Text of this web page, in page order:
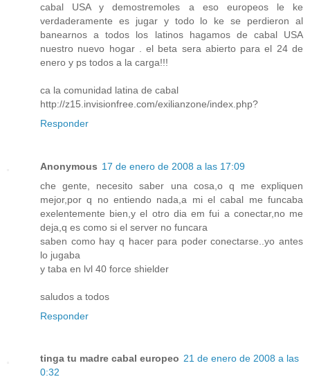
cabal USA y demostremoles a eso europeos le ke
verdaderamente es jugar y todo lo ke se perdieron al
banearnos a todos los latinos hagamos de cabal USA
nuestro nuevo hogar . el beta sera abierto para el 24 de
enero y ps todos a la carga!!!
ca la comunidad latina de cabal
http://z15.invisionfree.com/exilianzone/index.php?
Responder
Anonymous 17 de enero de 2008 a las 17:09
che gente, necesito saber una cosa,o q me expliquen
mejor,por q no entiendo nada,a mi el cabal me funcaba
exelentemente bien,y el otro dia em fui a conectar,no me
deja,q es como si el server no funcara
saben como hay q hacer para poder conectarse..yo antes
lo jugaba
y taba en lvl 40 force shielder
saludos a todos
Responder
tinga tu madre cabal europeo 21 de enero de 2008 a las
0:32